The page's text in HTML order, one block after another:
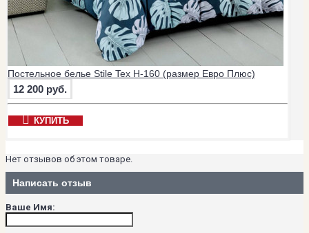
Постельное белье Stile Tex H-160 (размер Евро Плюс)
12 200 руб.
КУПИТЬ
Нет отзывов об этом товаре.
Написать отзыв
Ваше Имя: